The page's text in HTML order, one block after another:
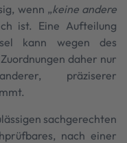
wenn „keine andere
ist. Eine Aufteilung
kann wegen des
daher nur
präziserer
sachgerechten
nach einer